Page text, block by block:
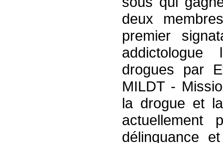
deux
premier
addictologue
drogues par
MILDT -
la drogue et
délinquance